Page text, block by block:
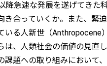
降急速な発展を遂げてきた
き合っていくか。また、緊
いる人新世（Anthropocene
は、人類社会の価値の見直
課題への取り組みにおいて